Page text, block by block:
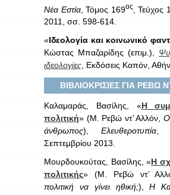
Νέα Εστία, Τόμος 169ος, Τεύχος
2011, σσ. 598-614.
«Ιδεολογία και κοινωνικό
Κώστας Μπαζαρίδης (επιμ.),
ιδεολογίες, Εκδόσεις Καπόν,
ΒΙΒΛΙΟΚΡΙΣΙΕΣ ΓΙΑ ΡΕΒΩ
Καλαμαράς, Βασίλης, «Η
πολιτική» (Μ. Ρεβώ ντ’ Αλλόν, Ο
άνθρωπος),Ελευθεροτυπία,
Σεπτεμβρίου 2013.
Μουρδουκούτας, Βασίλης, «Η
πολιτικής» (Μ. Ρεβώ ντ’
πολιτική να γίνει ηθική;),Η